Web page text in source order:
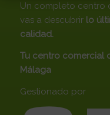
Un completo centro
vas a descubrir lo
calidad.
Tu centro comercial
Málaga
Gestionado por